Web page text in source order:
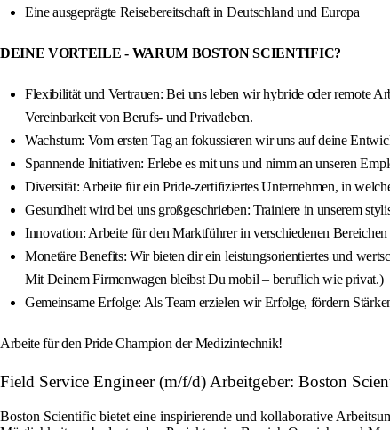
Eine ausgeprägte Reisebereitschaft in Deutschland und Europa
DEINE VORTEILE - WARUM BOSTON SCIENTIFIC?
Flexibilität und Vertrauen: Bei uns leben wir hybride oder remote
Vereinbarkeit von Berufs- und Privatleben.
Wachstum: Vom ersten Tag an fokussieren wir uns auf deine
Spannende Initiativen: Erlebe es mit uns und nimm an unseren
Diversität: Arbeite für ein Pride-zertifiziertes Unternehmen, in
Gesundheit wird bei uns großgeschrieben: Trainiere in unserem
Innovation: Arbeite für den Marktführer in verschiedenen
Monetäre Benefits: Wir bieten dir ein leistungsorientiertes und
Mit Deinem Firmenwagen bleibst Du mobil – beruflich wie privat.)
Gemeinsame Erfolge: Als Team erzielen wir Erfolge, fördern
Arbeite für den Pride Champion der Medizintechnik!
Field Service Engineer (m/f/d) Arbeitgeber: Boston
Boston Scientific bietet eine inspirierende und kollaborative